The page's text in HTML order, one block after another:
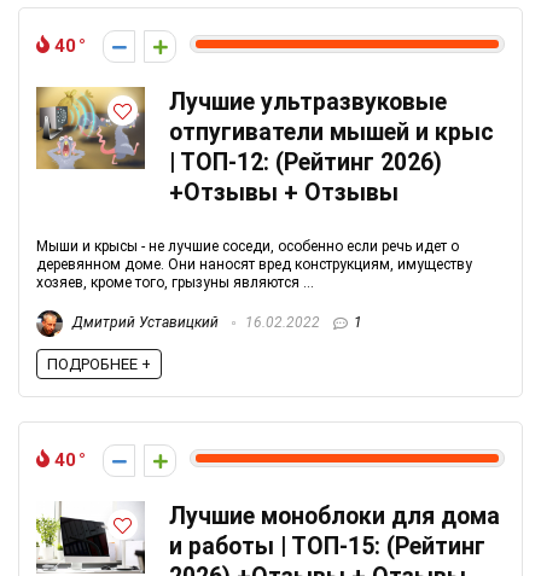
40
Лучшие ультразвуковые
отпугиватели мышей и крыс
| ТОП-12: (Рейтинг 2026)
+Отзывы + Отзывы
Мыши и крысы - не лучшие соседи, особенно если речь идет о
деревянном доме. Они наносят вред конструкциям, имуществу
хозяев, кроме того, грызуны являются ...
Дмитрий Уставицкий 16.02.2022 1
ПОДРОБНЕЕ +
40
Лучшие моноблоки для дома
и работы | ТОП-15: (Рейтинг